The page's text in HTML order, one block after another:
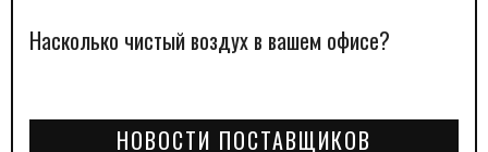
Насколько чистый воздух в вашем офисе?
НОВОСТИ ПОСТАВЩИКОВ